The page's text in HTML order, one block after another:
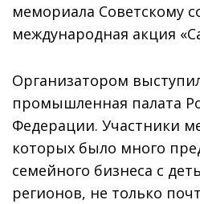
мемориала Советскому
международная акция
Организатором
промышленная палата
Федерации. Участники
которых было много
семейного бизнеса с
регионов, не только